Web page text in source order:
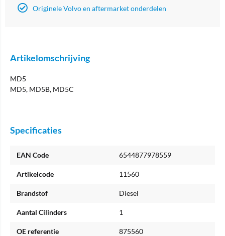
Originele Volvo en aftermarket onderdelen
Artikelomschrijving
MD5
MD5, MD5B, MD5C
Specificaties
EAN Code 6544877978559
Artikelcode 11560
Brandstof Diesel
Aantal Cilinders 1
OE referentie 875560